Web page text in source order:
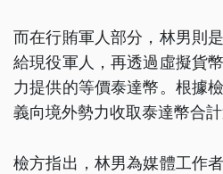
而在行賄軍人部分，林男則
給現役軍人，再透過虛擬貨
力提供的等價泰達幣。根據
義向境外勢力收取泰達幣合
檢方指出，林男為媒體工作